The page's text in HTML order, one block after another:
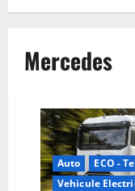
Mercedes
Auto
ECO -
Vehicule